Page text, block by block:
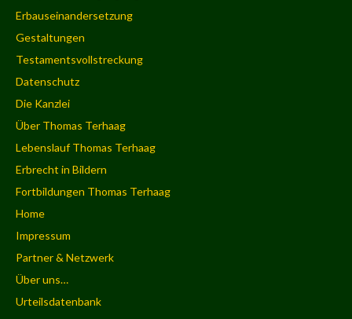
Erbauseinandersetzung
Gestaltungen
Testamentsvollstreckung
Datenschutz
Die Kanzlei
Über Thomas Terhaag
Lebenslauf Thomas Terhaag
Erbrecht in Bildern
Fortbildungen Thomas Terhaag
Home
Impressum
Partner & Netzwerk
Über uns…
Urteilsdatenbank